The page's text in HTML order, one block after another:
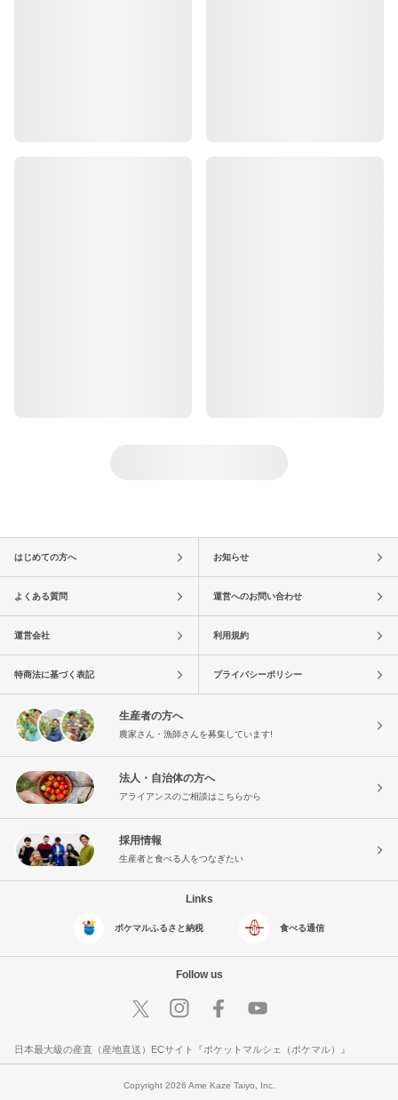
はじめての方へ お知らせ
よくある質問 運営へのお問い合わせ
運営会社 利用規約
特商法に基づく表記 プライバシーポリシー
生産者の方へ
農家さん・漁師さんを募集しています!
法人・自治体の方へ
アライアンスのご相談はこちらから
採用情報
生産者と食べる人をつなぎたい
Links
ポケマルふるさと納税 食べる通信
Follow us
日本最大級の産直（産地直送）ECサイト『ポケットマルシェ（ポケマル）』
Copyright 2026 Ame Kaze Taiyo, Inc.